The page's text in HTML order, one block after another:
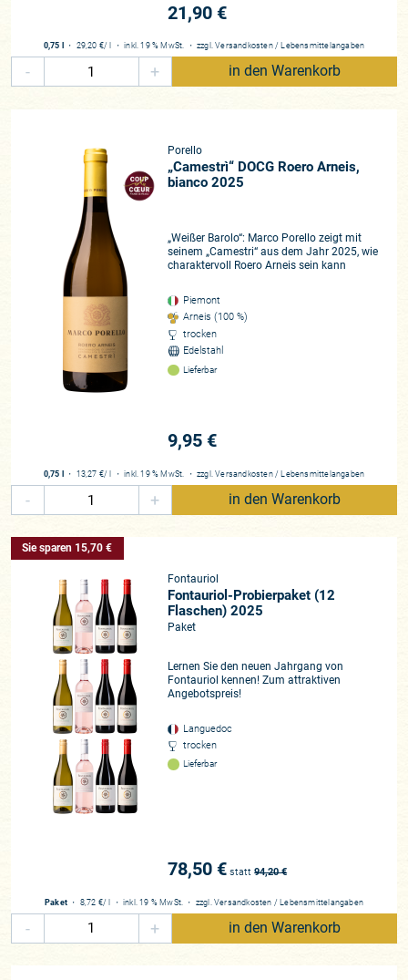
21,90 €
0,75 l ・ 29,20 €/ l ・inkl. 19 % MwSt. ・ zzgl.Versandkosten / Lebensmittelangaben
- + in den Warenkorb
Porello
„Camestrì“ DOCG Roero Arneis,
bianco 2025
„Weißer Barolo“: Marco Porello zeigt mit
seinem „Camestri“ aus dem Jahr 2025, wie
charaktervoll Roero Arneis sein kann
Piemont
Arneis (100 %)
trocken
Edelstahl
Lieferbar
9,95 €
0,75 l ・ 13,27 €/ l ・inkl. 19 % MwSt. ・ zzgl.Versandkosten / Lebensmittelangaben
- + in den Warenkorb
Sie sparen 15,70 €
Fontauriol
Fontauriol-Probierpaket (12
Flaschen) 2025
Paket
Lernen Sie den neuen Jahrgang von
Fontauriol kennen! Zum attraktiven
Angebotspreis!
Languedoc
trocken
Lieferbar
78,50 € statt 94,20€
Paket・ 8,72 €/ l ・ inkl. 19 % MwSt. ・ zzgl. Versandkosten / Lebensmittelangaben
- + in den Warenkorb